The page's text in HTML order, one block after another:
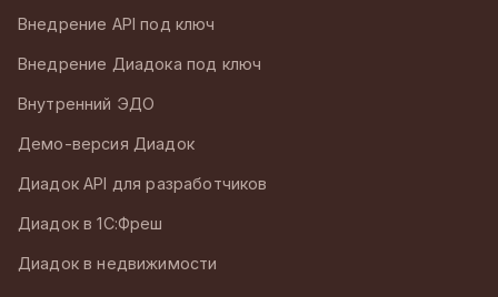
Внедрение API под ключ
Внедрение Диадока под ключ
Внутренний ЭДО
Демо-версия Диадок
Диадок API для разработчиков
Диадок в 1С:Фреш
Диадок в недвижимости